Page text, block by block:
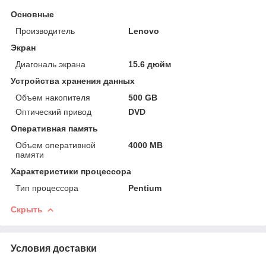
Основные
Производитель
Lenovo
Экран
Диагональ экрана
15.6 дюйм
Устройства хранения данных
Объем накопителя
500 GB
Оптический привод
DVD
Оперативная память
Объем оперативной
памяти
4000 MB
Характеристики процессора
Тип процессора
Pentium
Скрыть
Условия доставки